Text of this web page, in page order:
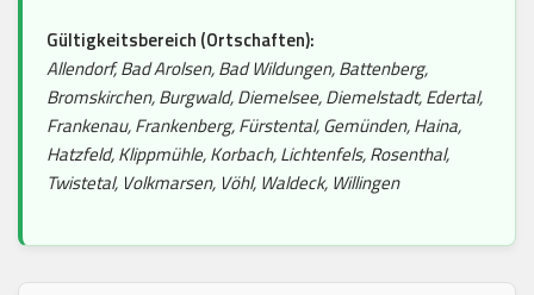
Gültigkeitsbereich (Ortschaften):
Allendorf, Bad Arolsen, Bad Wildungen, Battenberg,
Bromskirchen, Burgwald, Diemelsee, Diemelstadt, Edertal,
Frankenau, Frankenberg, Fürstental, Gemünden, Haina,
Hatzfeld, Klippmühle, Korbach, Lichtenfels, Rosenthal,
Twistetal, Volkmarsen, Vöhl, Waldeck, Willingen